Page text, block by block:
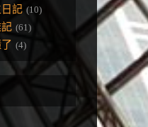
記 (10)
(61)
(4)